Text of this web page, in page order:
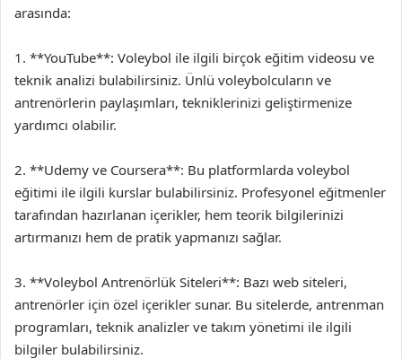
arasında:
1. **YouTube**: Voleybol ile ilgili birçok eğitim videosu ve
teknik analizi bulabilirsiniz. Ünlü voleybolcuların ve
antrenörlerin paylaşımları, tekniklerinizi geliştirmenize
yardımcı olabilir.
2. **Udemy ve Coursera**: Bu platformlarda voleybol
eğitimi ile ilgili kurslar bulabilirsiniz. Profesyonel eğitmenler
tarafından hazırlanan içerikler, hem teorik bilgilerinizi
artırmanızı hem de pratik yapmanızı sağlar.
3. **Voleybol Antrenörlük Siteleri**: Bazı web siteleri,
antrenörler için özel içerikler sunar. Bu sitelerde, antrenman
programları, teknik analizler ve takım yönetimi ile ilgili
bilgiler bulabilirsiniz.